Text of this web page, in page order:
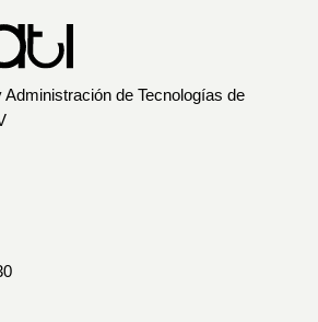
de Tecnologías de